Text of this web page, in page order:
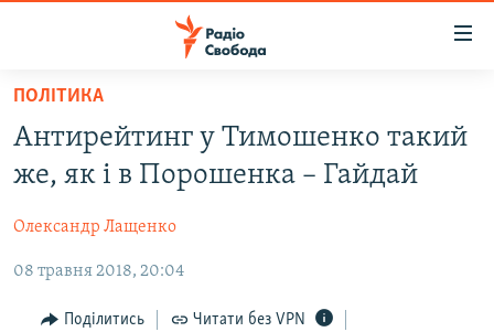
Перейти
основного
матеріалу
до
навігації
Перейти
ВСЕ ЗА ДОБУ
ПОЛІТИКА
ЕКОНОМІКА
СУСПІЛЬСТВО
ВІЙНА
РОСІЙСЬКА «ФІЛЬТРАЦІЯ»
ДОНБАС.РЕАЛІЇ
ПОЛІТИКА
Антирейтинг у Тимошенко такий
же, як і в Порошенка – Гайдай
Олександр Лащенко
08 травня 2018, 20:04
Поділитись Читати без VPN